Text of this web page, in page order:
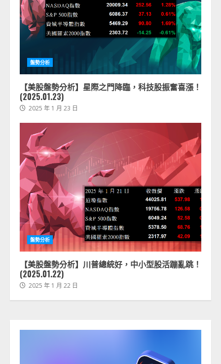
盤勢分析
【美股盤勢分析】星際之門降臨，科技股振奮喜漲！
(2025.01.23)
2025 年 1 月 23 日
盤勢分析
【美股盤勢分析】川普總統好，中小型股活蹦亂跳！
(2025.01.22)
2025 年 1 月 22 日